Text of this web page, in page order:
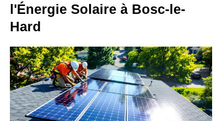
l'Énergie Solaire à Bosc-le-
Hard